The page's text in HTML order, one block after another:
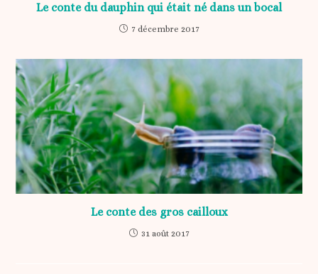
Le conte du dauphin qui était né dans un bocal
7 décembre 2017
Le conte des gros cailloux
31 août 2017